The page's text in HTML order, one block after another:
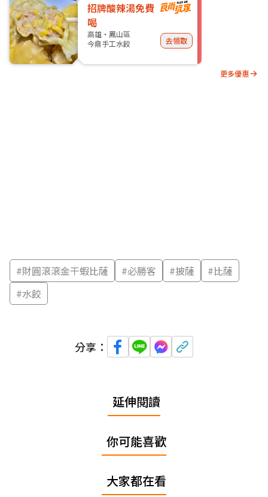
招牌酸辣湯免費
喝
高雄・鳳山區
今鼎手工水餃
去領取
更多優惠
#財圓滾滾金干蝦比薩 #必勝客 #披薩 #比薩
#水餃
分享：
延伸閱讀
你可能喜歡
大家都在看